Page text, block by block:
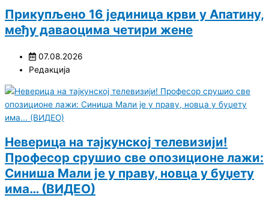
Прикупљено 16 јединица крви у Апатину,
међу даваоцима четири жене
07.08.2026
Редакција
Неверица на тајкунској телевизији!
Професор срушио све опозиционе лажи:
Синиша Мали је у праву, новца у буџету
има… (ВИДЕО)